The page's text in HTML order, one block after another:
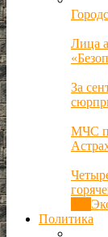
Лица
За
МЧС
Политика